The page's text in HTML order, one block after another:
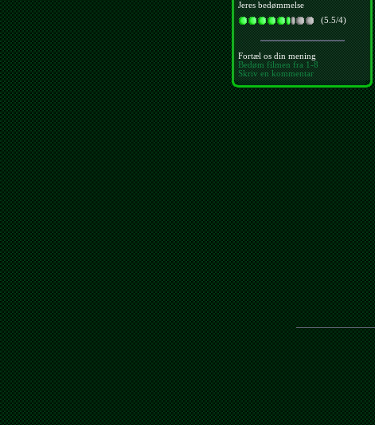
Jeres bedømmelse
(5.5/4)
Fortæl os din mening
Bedøm filmen fra 1-8
Skriv en kommentar